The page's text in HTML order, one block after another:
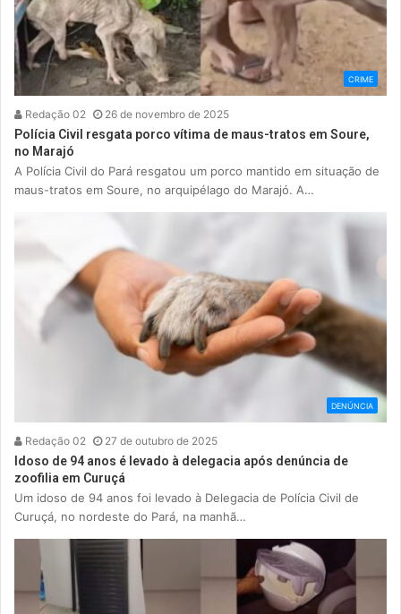
CRIME
Redação 02 26 de novembro de 2025
Polícia Civil resgata porco vítima de maus-tratos em Soure,
no Marajó
A Polícia Civil do Pará resgatou um porco mantido em situação de
maus-tratos em Soure, no arquipélago do Marajó. A…
DENÚNCIA
Redação 02 27 de outubro de 2025
Idoso de 94 anos é levado à delegacia após denúncia de
zoofilia em Curuçá
Um idoso de 94 anos foi levado à Delegacia de Polícia Civil de
Curuçá, no nordeste do Pará, na manhã…